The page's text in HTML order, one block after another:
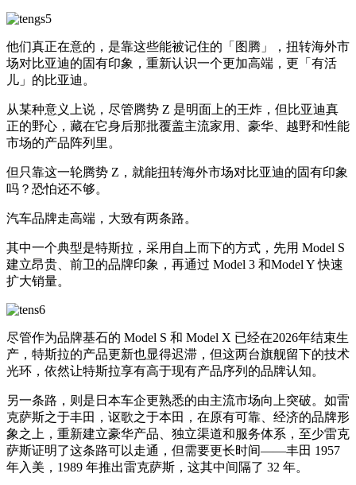
他们真正在意的，是靠这些能被记住的「图腾」，扭转海外市
场对比亚迪的固有印象，重新认识一个更加高端，更「有活
儿」的比亚迪。
从某种意义上说，尽管腾势 Z 是明面上的王炸，但比亚迪真
正的野心，藏在它身后那批覆盖主流家用、豪华、越野和性能
市场的产品阵列里。
但只靠这一轮腾势 Z，就能扭转海外市场对比亚迪的固有印象
吗？恐怕还不够。
汽车品牌走高端，大致有两条路。
其中一个典型是特斯拉，采用自上而下的方式，先用 Model S
建立昂贵、前卫的品牌印象，再通过 Model 3 和Model Y 快速
扩大销量。
尽管作为品牌基石的 Model S 和 Model X 已经在2026年结束生
产，特斯拉的产品更新也显得迟滞，但这两台旗舰留下的技术
光环，依然让特斯拉享有高于现有产品序列的品牌认知。
另一条路，则是日本车企更熟悉的由主流市场向上突破。如雷
克萨斯之于丰田，讴歌之于本田，在原有可靠、经济的品牌形
象之上，重新建立豪华产品、独立渠道和服务体系，至少雷克
萨斯证明了这条路可以走通，但需要更长时间——丰田 1957
年入美，1989 年推出雷克萨斯，这其中间隔了 32 年。